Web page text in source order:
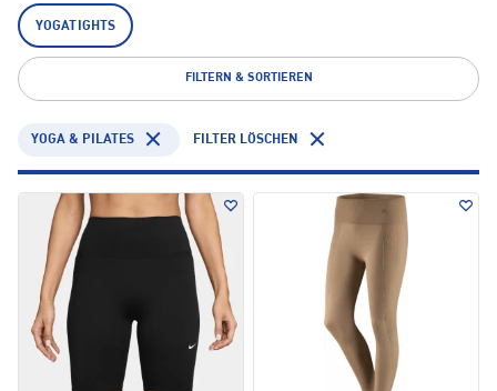
YOGATIGHTS
FILTERN & SORTIEREN
YOGA & PILATES FILTER LÖSCHEN